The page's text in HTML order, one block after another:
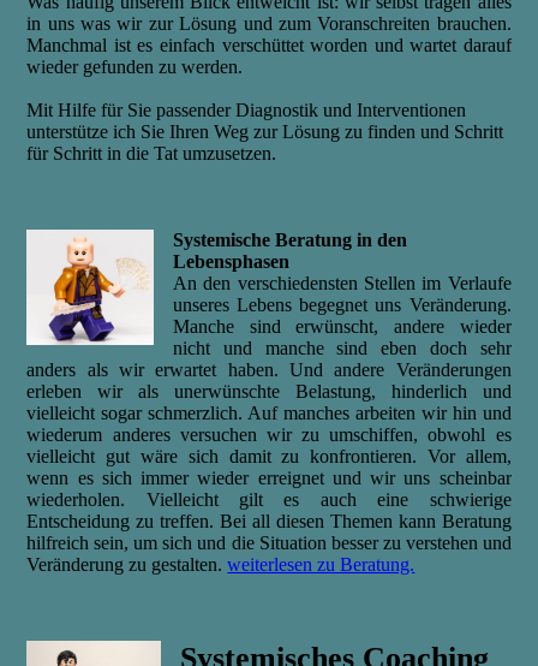
in uns was wir zur Lösung und zum Voranschreiten brauchen.
Manchmal ist es einfach verschüttet worden und wartet darauf
wieder gefunden zu werden.
Mit Hilfe für Sie passender Diagnostik und Interventionen
unterstütze ich Sie Ihren Weg zur Lösung zu finden und Schritt
für Schritt in die Tat umzusetzen.
Systemische Beratung in den
Lebensphasen
An den verschiedensten Stellen im Verlaufe
unseres Lebens begegnet uns Veränderung.
Manche sind erwünscht, andere wieder
nicht und manche sind eben doch sehr
anders als wir erwartet haben. Und andere Veränderungen
erleben wir als unerwünschte Belastung, hinderlich und
vielleicht sogar schmerzlich. Auf manches arbeiten wir hin und
wiederum anderes versuchen wir zu umschiffen, obwohl es
vielleicht gut wäre sich damit zu konfrontieren. Vor allem,
wenn es sich immer wieder erreignet und wir uns scheinbar
wiederholen. Vielleicht gilt es auch eine schwierige
Entscheidung zu treffen. Bei all diesen Themen kann Beratung
hilfreich sein, um sich und die Situation besser zu verstehen und
Veränderung zu gestalten.weiterlesen zu Beratung.
Systemisches Coaching